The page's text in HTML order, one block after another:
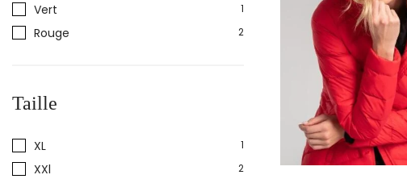
Vert 1
Rouge 2
Taille
XL 1
XXl 2